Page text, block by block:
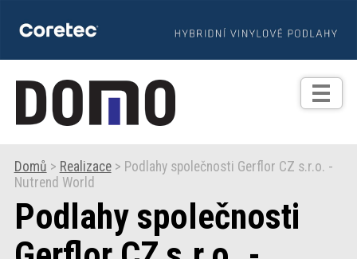
TIPY
Zprávy
Praxe
Fotogalerie
Domů > Realizace> Podlahy společnosti Gerflor CZ s.r.o. -
Nutrend World
Podlahy společnosti